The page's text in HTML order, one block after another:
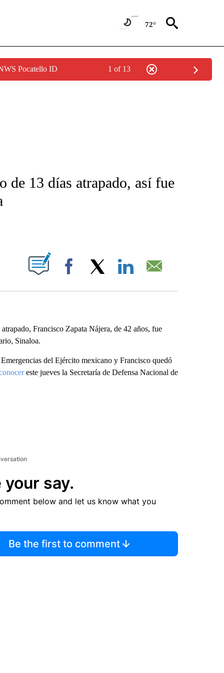
72°
Pocatello ID 1 of 13
de 13 días atrapado, así fue
NEW PAGES ON "".
Facebook
Francisco Zapata Nájera, de 42 años, fue
Sinaloa.
del Ejército mexicano y Francisco quedó
este jueves la Secretaría de Defensa Nacional de
your say.
below and let us know what you
Be the first to comment